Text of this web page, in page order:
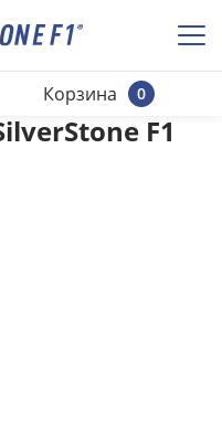
0
Корзина
F1